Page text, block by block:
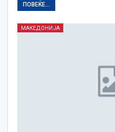
ПОВЕЌЕ...
МАКЕДОНИЈА